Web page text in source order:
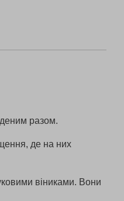
разом.
де на них
віниками. Вони